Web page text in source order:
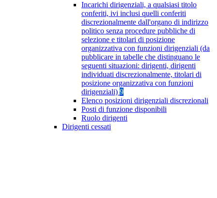
Incarichi dirigenziali, a qualsiasi titolo
conferiti, ivi inclusi quelli conferiti
discrezionalmente dall'organo di indirizzo
politico senza procedure pubbliche di
selezione e titolari di posizione
organizzativa con funzioni dirigenziali (da
pubblicare in tabelle che distinguano le
seguenti situazioni: dirigenti, dirigenti
individuati discrezionalmente, titolari di
posizione organizzativa con funzioni
dirigenziali) 9
Elenco posizioni dirigenziali discrezionali
Posti di funzione disponibili
Ruolo dirigenti
Dirigenti cessati